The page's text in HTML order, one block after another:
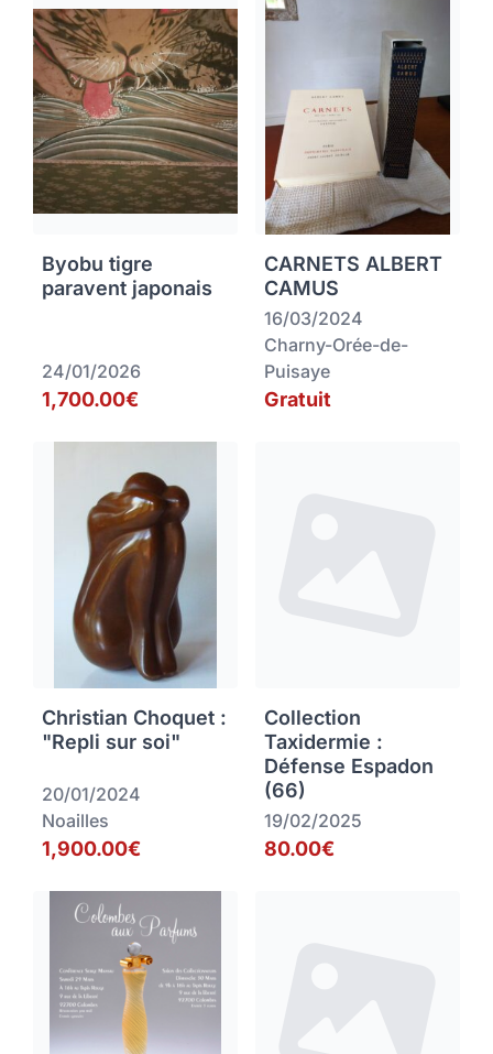
Byobu tigre
paravent japonais
24/01/2026
1,700.00€
CARNETS ALBERT
CAMUS
16/03/2024
Charny-Orée-de-
Puisaye
Gratuit
Christian Choquet :
"Repli sur soi"
20/01/2024
Noailles
1,900.00€
Collection
Taxidermie :
Défense Espadon
(66)
19/02/2025
80.00€